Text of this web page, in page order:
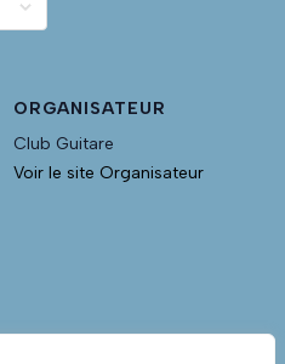
ORGANISATEUR
Club Guitare
Voir le site Organisateur